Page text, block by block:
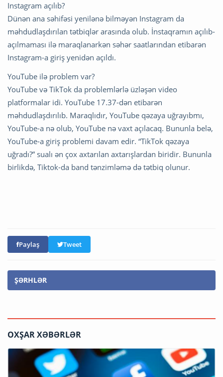
Instagram açılıb?
Dünən ana səhifəsi yenilənə bilməyən Instagram da
məhdudlaşdırılan tətbiqlər arasında olub. İnstaqramın açılıb-
açılmaması ilə maraqlanarkən səhər saatlarından etibarən
Instagram-a giriş yenidən açıldı.
YouTube ilə problem var?
YouTube və TikTok da problemlərlə üzləşən video
platformalar idi. YouTube 17.37-dən etibarən
məhdudlaşdırılıb. Maraqlıdır, YouTube qəzaya uğrayıbmı,
YouTube-a nə olub, YouTube nə vaxt açılacaq. Bununla belə,
YouTube-a giriş problemi davam edir. “TikTok qəzaya
uğradı?” sualı ən çox axtarılan axtarışlardan biridir. Bununla
birlikdə, Tiktok-da band tənzimləmə də tətbiq olunur.
Paylaş Tweet
ŞƏRHLƏR
OXŞAR XƏBƏRLƏR